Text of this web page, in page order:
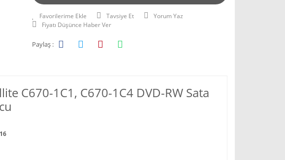
Tavsiye Et
Yorum Yaz
Fiyatı Düşünce Haber Ver
Paylaş :
C670-1C1, C670-1C4 DVD-RW Sata